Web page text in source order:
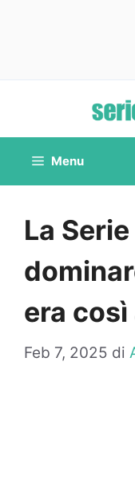
contenuto
Menu
La
era
Feb 7, 2025 di